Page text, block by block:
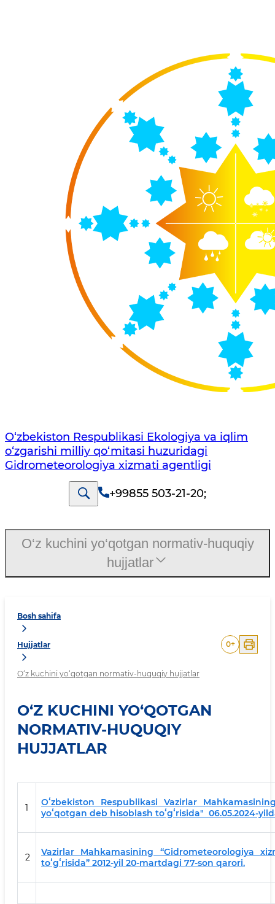
O‘zbekiston Respublikasi Ekologiya va iqlim
o‘zgarishi milliy qo‘mitasi huzuridagi
Gidrometeorologiya xizmati agentligi
+99855 503-21-20;
Bosh sahifa
Hujjatlar
O‘z kuchini yo‘qotgan normativ-huquqiy hujjatlar
0+
O‘Z KUCHINI YO‘QOTGAN
NORMATIV-HUQUQIY
HUJJATLAR
1
Oʻzbekiston Respublikasi Vazirlar
yoʻqotgan deb hisoblash toʻgʻrisida" 06.05.2024-
2
Vazirlar Mahkamasining “Gidrometeorologiya
toʻgʻrisida” 2012-yil 20-martdagi 77-son qarori.
O‘z kuchini yo‘qotgan normativ-huquqiy
hujjatlar